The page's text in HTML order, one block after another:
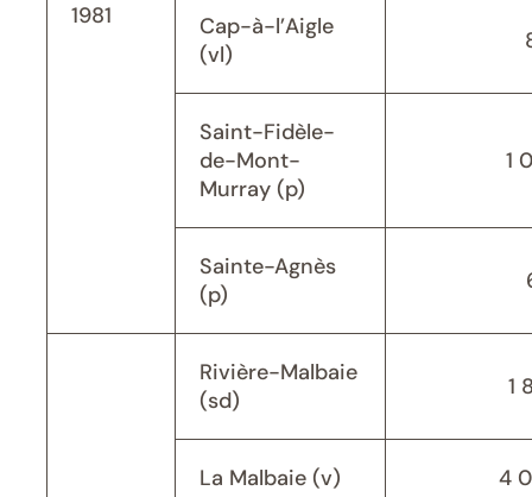
1981
Cap-à-l’Aigle
(vl)
Saint-Fidèle-
de-Mont-
Murray (p)
1
Sainte-Agnès
(p)
Rivière-Malbaie
(sd)
1
La Malbaie (v) 4